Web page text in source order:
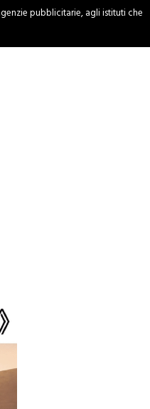
pubblicitarie, agli istituti che